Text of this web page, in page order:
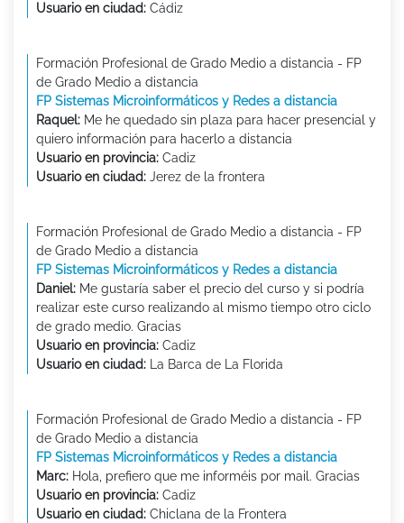
Usuario en ciudad: Cádiz
Formación Profesional de Grado Medio a distancia - FP
de Grado Medio a distancia
FP Sistemas Microinformáticos y Redes a distancia
Raquel: Me he quedado sin plaza para hacer presencial y
quiero información para hacerlo a distancia
Usuario en provincia: Cadiz
Usuario en ciudad: Jerez de la frontera
Formación Profesional de Grado Medio a distancia - FP
de Grado Medio a distancia
FP Sistemas Microinformáticos y Redes a distancia
Daniel: Me gustaría saber el precio del curso y si podría
realizar este curso realizando al mismo tiempo otro ciclo
de grado medio. Gracias
Usuario en provincia: Cadiz
Usuario en ciudad: La Barca de La Florida
Formación Profesional de Grado Medio a distancia - FP
de Grado Medio a distancia
FP Sistemas Microinformáticos y Redes a distancia
Marc: Hola, prefiero que me informéis por mail. Gracias
Usuario en provincia: Cadiz
Usuario en ciudad: Chiclana de la Frontera